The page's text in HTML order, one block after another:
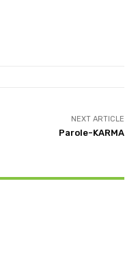
NEXT ARTICLE
Parole-KARMA